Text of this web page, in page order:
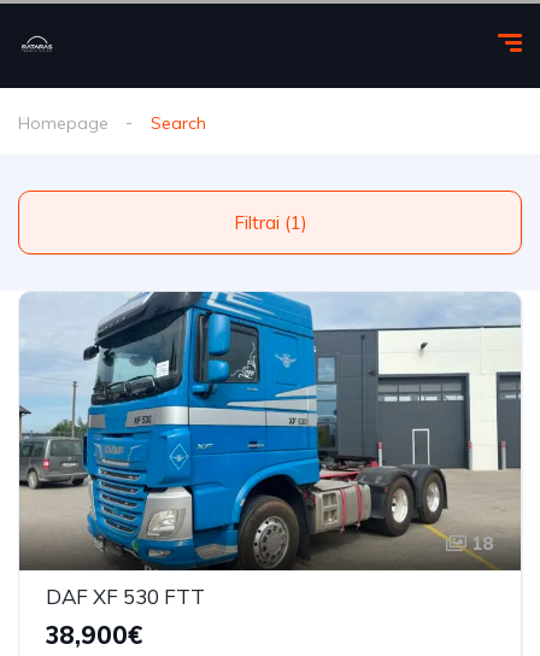
Homepage Search
Filtrai (1)
18
DAF XF 530 FTT
38,900€